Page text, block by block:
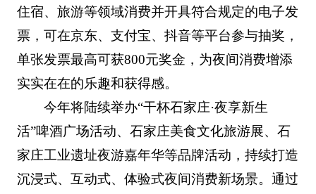
住宿、旅游等领域消费并开具符合规定的电子发
票，可在京东、支付宝、抖音等平台参与抽奖，
单张发票最高可获800元奖金，为夜间消费增添
实实在在的乐趣和获得感。
今年将陆续举办“干杯石家庄·夜享新生
活”啤酒广场活动、石家庄美食文化旅游展、石
家庄工业遗址夜游嘉年华等品牌活动，持续打造
沉浸式、互动式、体验式夜间消费新场景。通过